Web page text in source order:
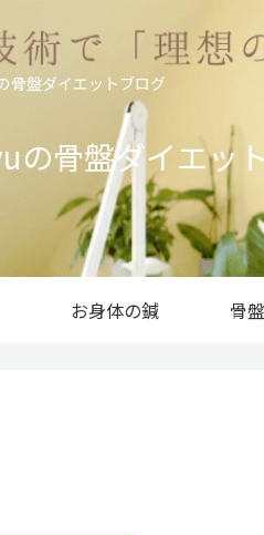
骨盤ダイエットブログ
の骨盤ダイエッ
お身体の鍼 骨